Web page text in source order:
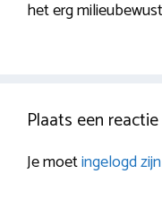
het erg
Plaats een reactie
Je moetingelogd